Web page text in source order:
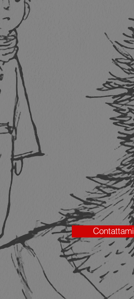
Contattami